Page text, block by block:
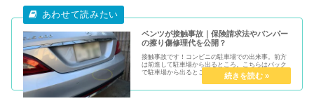
ベンツが接触事故｜保険請求法やバンパー
の擦り傷修理代を公開？
接触事故です！コンビニの駐車場での出来事。前方
は前進して駐車場から出るところ。こちらはバック
で駐車場から出るところ。双方ともに車が動いてい
たので100：0ということはありません。相手の車は